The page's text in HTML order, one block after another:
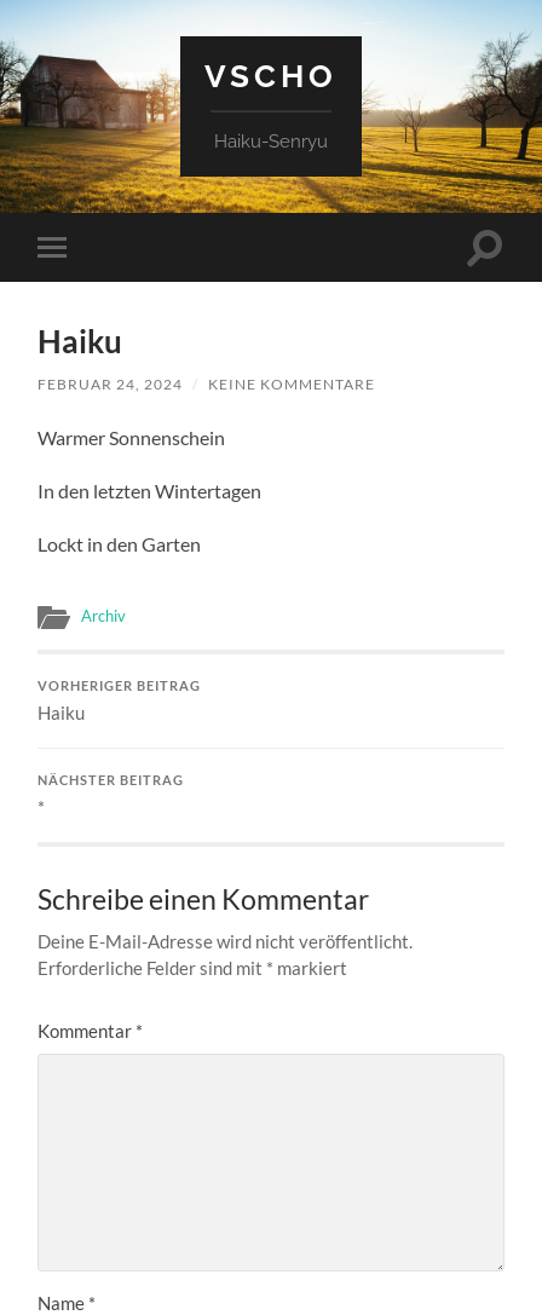
VSCHO
Haiku-Senryu
Mobile-
Menü
Haiku
FEBRUAR 24, 2024 / KEINE KOMMENTARE
Warmer Sonnenschein
In den letzten Wintertagen
Lockt in den Garten
Archiv
VORHERIGER BEITRAG
Haiku
NÄCHSTER BEITRAG
*
Schreibe einen Kommentar
Deine E-Mail-Adresse wird nicht veröffentlicht.
Erforderliche Felder sind mit * markiert
Kommentar *
Name *